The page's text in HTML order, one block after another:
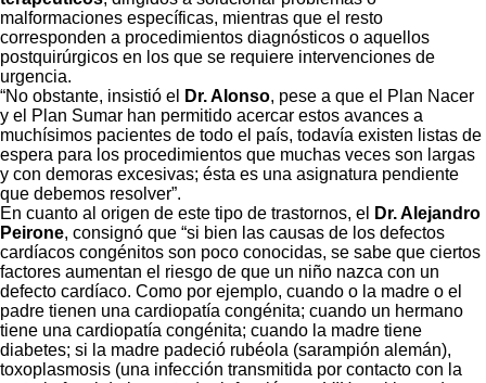
malformaciones específicas, mientras que el resto
corresponden a procedimientos diagnósticos o aquellos
postquirúrgicos en los que se requiere intervenciones de
urgencia.
“No obstante, insistió el
Dr. Alonso, pese a que el Plan Nacer
y el Plan Sumar han permitido acercar estos avances a
muchísimos pacientes de todo el país, todavía existen listas de
espera para los procedimientos que muchas veces son largas
y con demoras excesivas; ésta es una asignatura pendiente
que debemos resolver”.
En cuanto al origen de este tipo de trastornos, el
Dr. Alejandro
Peirone, consignó que “si bien las causas de los defectos
cardíacos congénitos son poco conocidas, se sabe que ciertos
factores aumentan el riesgo de que un niño nazca con un
defecto cardíaco. Como por ejemplo, cuando o la madre o el
padre tienen una cardiopatía congénita; cuando un hermano
tiene una cardiopatía congénita; cuando la madre tiene
diabetes; si la madre padeció rubéola (sarampión alemán),
toxoplasmosis (una infección transmitida por contacto con la